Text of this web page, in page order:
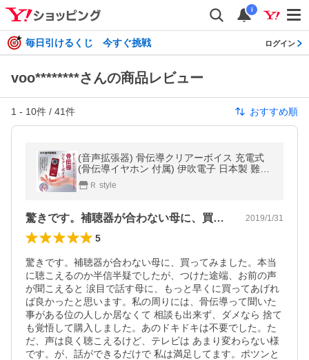
i
毎日引けるくじ 今すぐ挑戦 ログイン
voo********さんの商品レビュー
1 - 10件 / 41件 おすすめ順
(音声拡張器) 骨伝導クリアーボイス 充電式
(骨伝導イヤホン 付属) 伊吹電子 日本製 難聴
対応 骨伝導 クリアボイス 集音器 ( 補聴器 で
はございません）
Ｒ style
驚きです。補聴器が合わない母に、買って… 2019/1/31
5
驚きです。補聴器が合わない母に、買ってみました。本当
に聴こえるのか半信半疑でしたが、つけた途端、お前の声
が聞こえると 涙目で話す母に、もっと早くに買ってあげれ
ば良かったと思います。私の周りには、骨伝導って聞いた
事がある位の人しか居なくて 相談も出来ず、ダメなら 捨て
も覚悟して購入しました。あのドキドキは不要でした。た
だ、声は良く聴こえるけど、テレビは あまり変わらない様
です。が、話ができるだけで 私は満足してます。ポツンと